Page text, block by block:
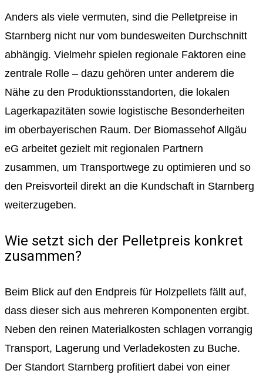
Anders als viele vermuten, sind die Pelletpreise in
Starnberg nicht nur vom bundesweiten Durchschnitt
abhängig. Vielmehr spielen regionale Faktoren eine
zentrale Rolle – dazu gehören unter anderem die
Nähe zu den Produktionsstandorten, die lokalen
Lagerkapazitäten sowie logistische Besonderheiten
im oberbayerischen Raum. Der Biomassehof Allgäu
eG arbeitet gezielt mit regionalen Partnern
zusammen, um Transportwege zu optimieren und so
den Preisvorteil direkt an die Kundschaft in Starnberg
weiterzugeben.
Wie setzt sich der Pelletpreis konkret
zusammen?
Beim Blick auf den Endpreis für Holzpellets fällt auf,
dass dieser sich aus mehreren Komponenten ergibt.
Neben den reinen Materialkosten schlagen vorrangig
Transport, Lagerung und Verladekosten zu Buche.
Der Standort Starnberg profitiert dabei von einer